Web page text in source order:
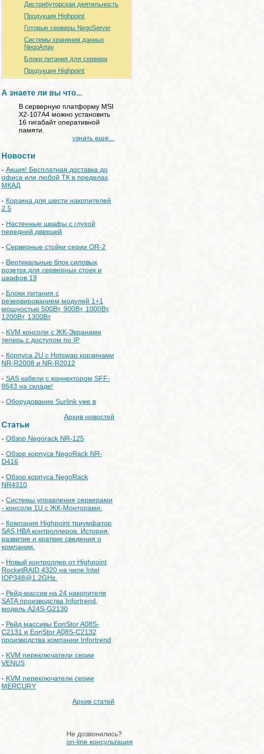
Дистрибуторская деятельность
Продукция Highpoint
Готовые серверы NegoServer
Системы хранения данных
NegoArray
Блоки питания для сервера
Продукция Highpoint
А знаете ли вы что...
В серверную платформу MSI
X2-107A4 можно установить
16 гигабайт оперативной
памяти.
узнать еще...
Новости
- Акция! Бесплатная доставка до
офиса или любой ТК в пределах
МКАД
- Корзина для шести накопителей
2.5
- Настенные шкафы с глухой
передней дверцей
- Серверные стойки серии OR-2
- Вертикальные блок силовых
розеток для серверных стоек и
шкафов 19
- Блоки питания с
резервированием модулей 1+1
мощностью 500Вт, 900Вт, 1000Вт,
1200Вт, 1300Вт
- KVM консоли с ЖК-Экранами
теперь с доступом по IP
- Корпуса 2U с Hotswap корзинами
NR-R2008 и NR-R2012
- SAS кабели с коннектором SFF-
8643 на складе!
- Оборудование Surlink уже в
Архив новостей
Статьи
- Обзор Negorack NR-125
- Обзор корпуса NegoRack NR-
D416
- Обзор корпуса NegoRack
NR4310
- Системы управления серверами
- консоли 1U с ЖК-Монторами.
- Компания Highpoint триумфатор
SAS HBA контроллеров. История,
развитие и краткие сведения о
компании.
- Новый контроллер от Highpoint
RocketRAID 4320 на чипе Intel
IOP348@1.2GHz.
- Рейд-массив на 24 накопителя
SATA производства Infortrend,
модель A24S-G2130
- Рейд массивы EonStor A08S-
C2131 и EonStor A08S-C2132
производства компании Infortrend
- KVM переключатели серии
VENUS
- KVM переключатели серии
MERCURY
Архив статей
Не дозвонились?
on-line консультация